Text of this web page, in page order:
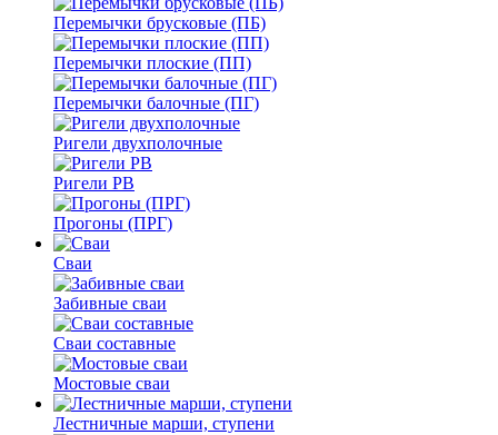
Перемычки брусковые (ПБ)
Перемычки плоские (ПП)
Перемычки балочные (ПГ)
Ригели двухполочные
Ригели РВ
Прогоны (ПРГ)
Сваи
Забивные сваи
Сваи составные
Мостовые сваи
Лестничные марши, ступени